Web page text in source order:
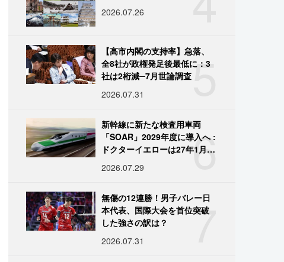
2026.07.26
5
【高市内閣の支持率】急落、
全8社が政権発足後最低に：3
社は2桁減─7月世論調査
2026.07.31
6
新幹線に新たな検査用車両
「SOAR」2029年度に導入へ :
ドクターイエローは27年1月に
2026.07.29
7
無傷の12連勝！男子バレー日
本代表、国際大会を首位突破
した強さの訳は？
2026.07.31